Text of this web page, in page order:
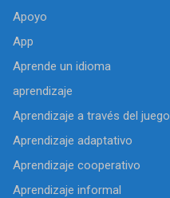
Apoyo
App
Aprende un idioma
aprendizaje
Aprendizaje a través del juego
Aprendizaje adaptativo
Aprendizaje cooperativo
Aprendizaje informal